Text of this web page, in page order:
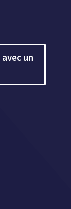
un